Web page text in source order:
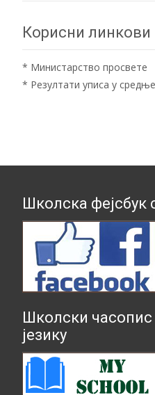
Корисни линкови
* Министарство просвете
* Резултати уписа у
Школска фејсбук
Школски
језику